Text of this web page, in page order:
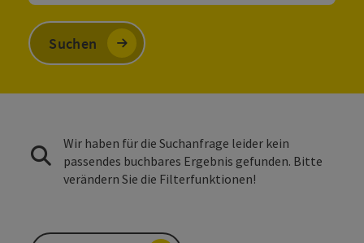
Suchen
Wir haben für die Suchanfrage leider kein
passendes buchbares Ergebnis gefunden. Bitte
verändern Sie die Filterfunktionen!